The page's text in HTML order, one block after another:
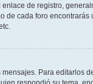
de registro,
de cada foro encontrarás
Para editarlos